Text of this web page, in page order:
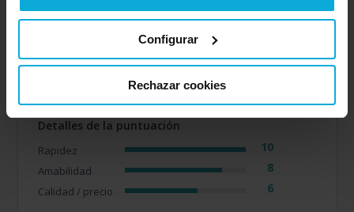
Configurar
Rechazar cookies
Opinión de: Anónimo
¿Qué te ha gustado más?Han sido muy rápidos en
contactar conmigo
Opinión realizada en: 31/01/2024
Detalles de la puntuación
Rapidez 10
Amabilidad 8
Calidad / precio 6